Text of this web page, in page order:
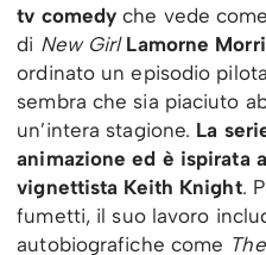
tv comedy che vede
di New Girl Lamorne
ordinato un episodio
sembra che sia piaciuto
un’intera stagione. La
animazione ed è ispirata
vignettista Keith Knight.
fumetti, il suo lavoro
autobiografiche come